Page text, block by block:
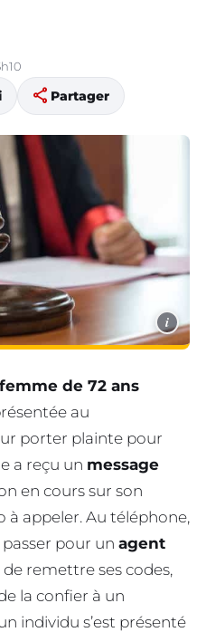
share Partager
i
femme de 72 ans
au
porter plainte pour
a reçu un message
en cours sur son
appeler. Au téléphone,
pour un agent
remettre ses codes,
la confier à un
individu s’est présenté